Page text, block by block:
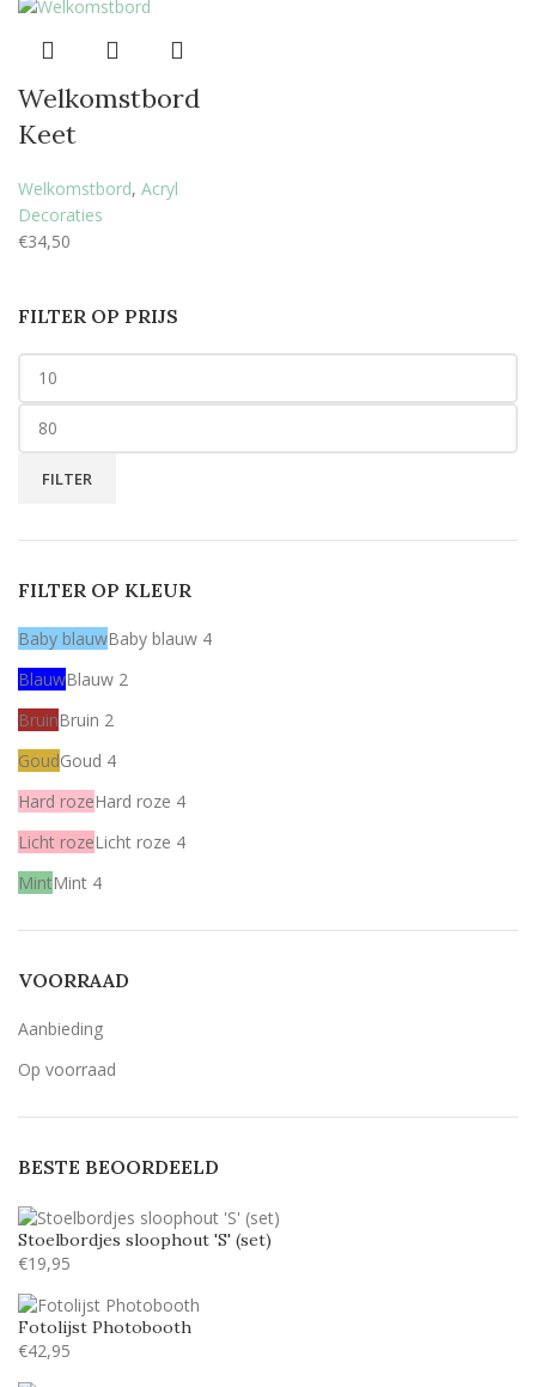
FILTER OP PRIJS
FILTER
FILTER OP KLEUR
Baby blauwBaby blauw 4
BlauwBlauw 2
BruinBruin 2
GoudGoud 4
Hard rozeHard roze 4
Licht rozeLicht roze 4
MintMint 4
Olijfgroen (zoals het voorbeeld)
2
VOORRAAD
Aanbieding
Op voorraad
BESTE BEOORDEELD
Stoelbordjes sloophout 'S' (set)
€19,95
Fotolijst Photobooth
€42,95
Welkomstbord
Keet
Welkomstbord, Acryl
Decoraties
€34,50